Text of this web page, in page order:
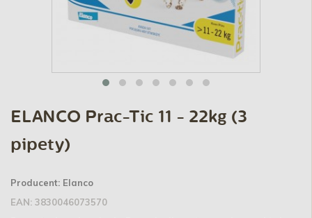
ELANCO Prac-Tic 11 - 22kg (3
pipety)
Producent: Elanco
EAN: 3830046073570